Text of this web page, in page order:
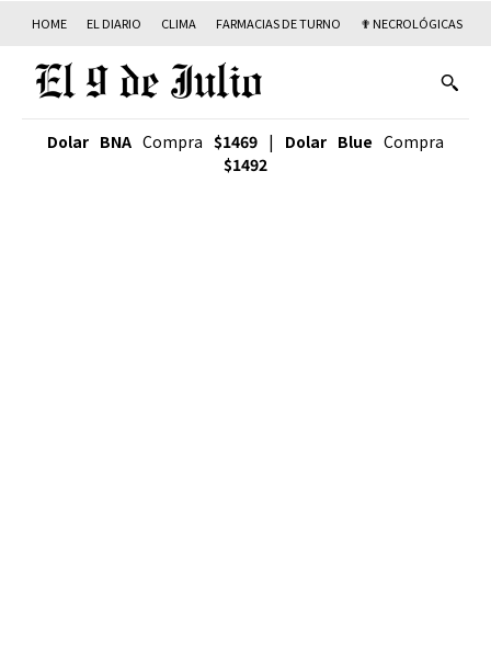
HOME EL DIARIO CLIMA FARMACIAS DE TURNO ✟ NECROLÓGICAS
Dolar BNA Compra $1469 | Dolar Blue Compra
$1492